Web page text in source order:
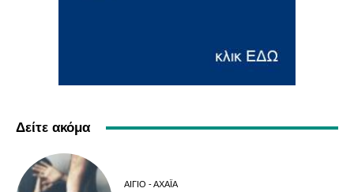
Δείτε ακόμα
ΑΊΓΙΟ - ΑΧΑΪ́Α